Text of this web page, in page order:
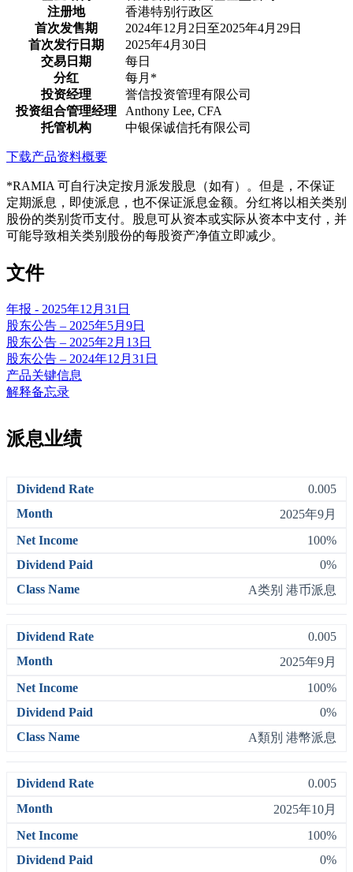
注册地
香港特别行政区
首次发售期
2024年12月2日至2025年4月29日
首次发行日期
2025年4月30日
交易日期
每日
分红
每月*
投资经理
誉信投资管理有限公司
投资组合管理经理
Anthony Lee, CFA
托管机构
中银保诚信托有限公司
下载产品资料概要
*RAMIA 可自行决定按月派发股息（如有）。但是，不保证
定期派息，即使派息，也不保证派息金额。分红将以相关类别
股份的类别货币支付。股息可从资本或实际从资本中支付，并
可能导致相关类别股份的每股资产净值立即减少。
文件
年报 - 2025年12月31日
股东公告 – 2025年5月9日
股东公告 – 2025年2月13日
股东公告 – 2024年12月31日
产品关键信息
解释备忘录
派息业绩​
0.005
2025年9月
100%
0%
A类别 港币派息
0.005
2025年9月
100%
0%
A類別 港幣派息
0.005
2025年10月
100%
0%